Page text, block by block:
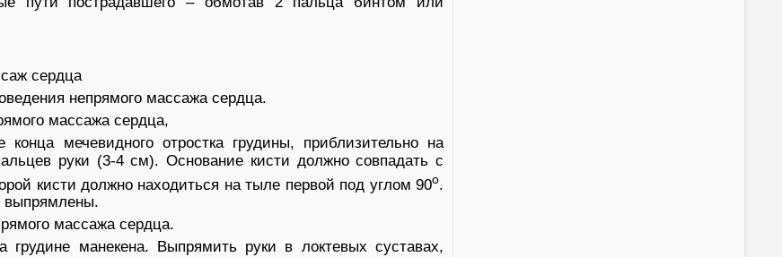
сердца
непрямого массажа сердца.
массажа сердца,
мечевидного отростка грудины, приблизительно на
руки (3-4 см). Основание кисти должно совпадать с
кисти должно находиться на тыле первой под углом 90о.
выпрямлены.
массажа сердца.
грудине манекена. Выпрямить руки в локтевых суставах,